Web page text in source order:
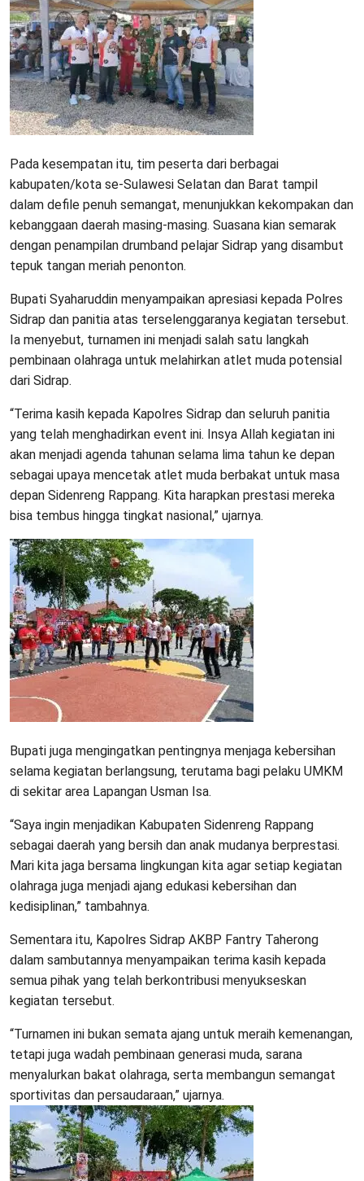
Pada kesempatan itu, tim peserta dari berbagai
kabupaten/kota se-Sulawesi Selatan dan Barat tampil
dalam defile penuh semangat, menunjukkan kekompakan dan
kebanggaan daerah masing-masing. Suasana kian semarak
dengan penampilan drumband pelajar Sidrap yang disambut
tepuk tangan meriah penonton.
Bupati Syaharuddin menyampaikan apresiasi kepada Polres
Sidrap dan panitia atas terselenggaranya kegiatan tersebut.
Ia menyebut, turnamen ini menjadi salah satu langkah
pembinaan olahraga untuk melahirkan atlet muda potensial
dari Sidrap.
“Terima kasih kepada Kapolres Sidrap dan seluruh panitia
yang telah menghadirkan event ini. Insya Allah kegiatan ini
akan menjadi agenda tahunan selama lima tahun ke depan
sebagai upaya mencetak atlet muda berbakat untuk masa
depan Sidenreng Rappang. Kita harapkan prestasi mereka
bisa tembus hingga tingkat nasional,” ujarnya.
Bupati juga mengingatkan pentingnya menjaga kebersihan
selama kegiatan berlangsung, terutama bagi pelaku UMKM
di sekitar area Lapangan Usman Isa.
“Saya ingin menjadikan Kabupaten Sidenreng Rappang
sebagai daerah yang bersih dan anak mudanya berprestasi.
Mari kita jaga bersama lingkungan kita agar setiap kegiatan
olahraga juga menjadi ajang edukasi kebersihan dan
kedisiplinan,” tambahnya.
Sementara itu, Kapolres Sidrap AKBP Fantry Taherong
dalam sambutannya menyampaikan terima kasih kepada
semua pihak yang telah berkontribusi menyukseskan
kegiatan tersebut.
“Turnamen ini bukan semata ajang untuk meraih kemenangan,
tetapi juga wadah pembinaan generasi muda, sarana
menyalurkan bakat olahraga, serta membangun semangat
sportivitas dan persaudaraan,” ujarnya.